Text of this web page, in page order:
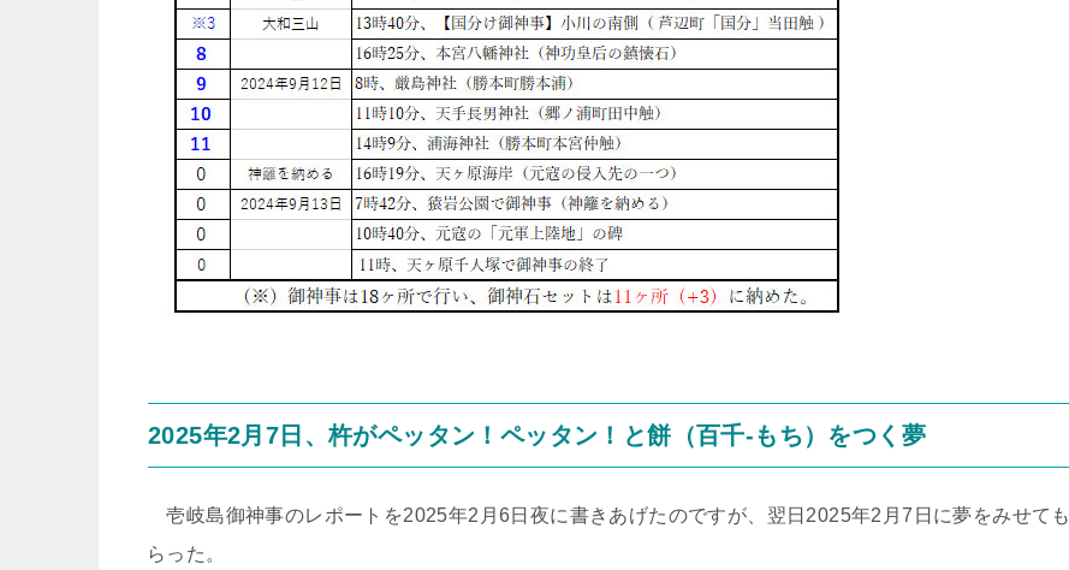
2025年2月7日、杵がペッタン！ペッタン！と餅（百千-もち）をつく夢
壱岐島御神事のレポートを2025年2月6日夜に書きあげたのですが、翌日2025年2月7日に夢をみせても
らった。